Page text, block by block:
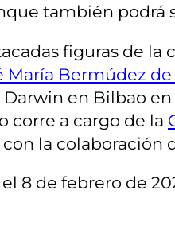
también podrá
figuras de
María Bermúdez de
en Bilbao
corre a cargo de la
la colaboración
el 8 de febrero de